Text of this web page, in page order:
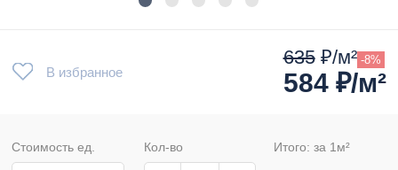
В избранное
635₽/м² -8%
584₽/м²
Стоимость ед. Кол-во Итого: за 1 м²